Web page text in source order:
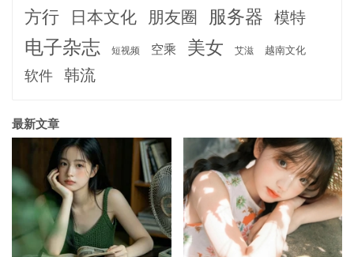
方行 日本文化 朋友圈 服务器 模特
电子杂志 短视频 空乘 美女 艾滋 越南文化
软件 韩流
最新文章